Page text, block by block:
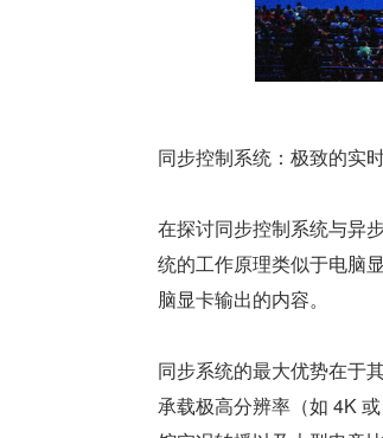
同步控制系统：极致的实
在探讨同步控制系统与异
统的工作原理类似于电脑
脑显卡输出的内容。
同步系统的最大优势在于
承载极高分辨率（如 4K